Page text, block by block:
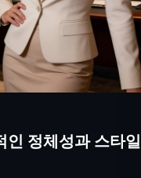
인 정체성과 스타일